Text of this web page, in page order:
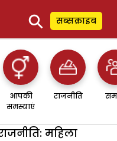
⚲ सब्सक्राइब
आपकी
समस्याएं
राजनीति
महिला